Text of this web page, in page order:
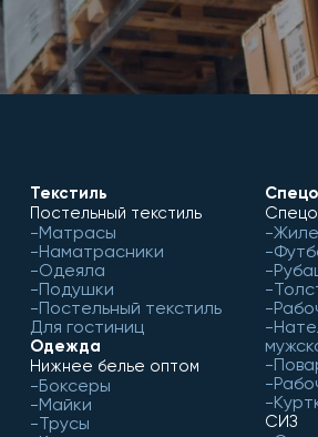
Текстиль
Постельный текстиль
Матрасы
Наматрасники
Одеяла
Подушки
Постельный текстиль
Для гостиниц
Одежда
Нижнее белье оптом
Боксеры
Майки
Трусы
СИЗ